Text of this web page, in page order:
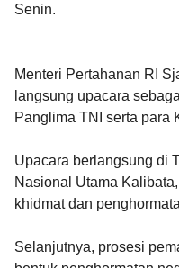
Senin.
Menteri Pertahanan RI
langsung upacara
Panglima TNI serta para
Upacara berlangsung di
Nasional Utama
khidmat dan
Selanjutnya, prosesi